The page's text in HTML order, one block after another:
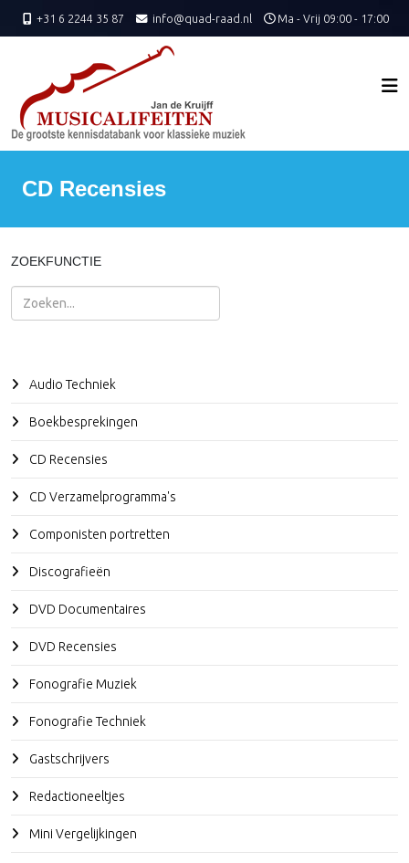
+31 6 2244 35 87 info@quad-raad.nl Ma - Vrij 09:00 - 17:00
CD Recensies
ZOEKFUNCTIE
Zoeken
Audio Techniek
Boekbesprekingen
CD Recensies
CD Verzamelprogramma's
Componisten portretten
Discografieën
DVD Documentaires
DVD Recensies
Fonografie Muziek
Fonografie Techniek
Gastschrijvers
Redactioneeltjes
Mini Vergelijkingen